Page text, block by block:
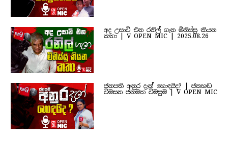
අද උසාවි එන රනිල් ගැන මිනිස්සු කියන
කතා | V OPEN MIC | 2025.08.26
ජනපති අනුර දැන් හොඳයිද? | ජනහඬ
විමසන ජනමත විමසුම | V OPEN MIC